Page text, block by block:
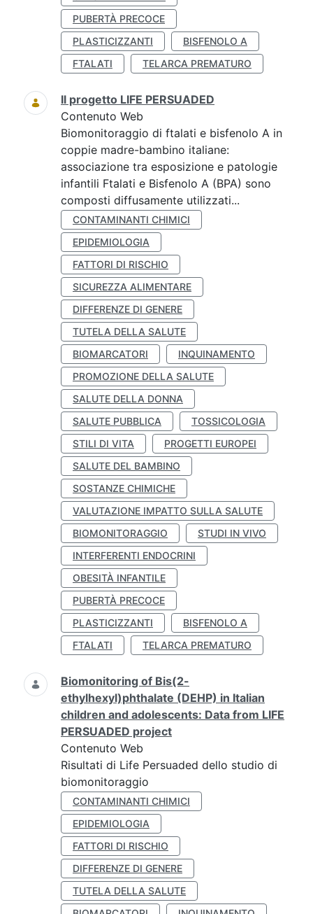
PUBERTÀ PRECOCE
PLASTICIZZANTI
BISFENOLO A
FTALATI
TELARCA PREMATURO
Il progetto LIFE PERSUADED
Contenuto Web
Biomonitoraggio di ftalati e bisfenolo A in
coppie madre-bambino italiane:
associazione tra esposizione e patologie
infantili Ftalati e Bisfenolo A (BPA) sono
composti diffusamente utilizzati...
CONTAMINANTI CHIMICI
EPIDEMIOLOGIA
FATTORI DI RISCHIO
SICUREZZA ALIMENTARE
DIFFERENZE DI GENERE
TUTELA DELLA SALUTE
BIOMARCATORI
INQUINAMENTO
PROMOZIONE DELLA SALUTE
SALUTE DELLA DONNA
SALUTE PUBBLICA
TOSSICOLOGIA
STILI DI VITA
PROGETTI EUROPEI
SALUTE DEL BAMBINO
SOSTANZE CHIMICHE
VALUTAZIONE IMPATTO SULLA SALUTE
BIOMONITORAGGIO
STUDI IN VIVO
INTERFERENTI ENDOCRINI
OBESITÀ INFANTILE
PUBERTÀ PRECOCE
PLASTICIZZANTI
BISFENOLO A
FTALATI
TELARCA PREMATURO
Biomonitoring of Bis(2-
ethylhexyl)phthalate (DEHP) in Italian
children and adolescents: Data from LIFE
PERSUADED project
Contenuto Web
Risultati di Life Persuaded dello studio di
biomonitoraggio
CONTAMINANTI CHIMICI
EPIDEMIOLOGIA
FATTORI DI RISCHIO
DIFFERENZE DI GENERE
TUTELA DELLA SALUTE